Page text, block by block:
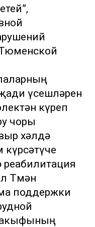
үсешләрен
күреп
чоры
хәлдә
күрсәтүче
реабилитация
Төмән
поддержки